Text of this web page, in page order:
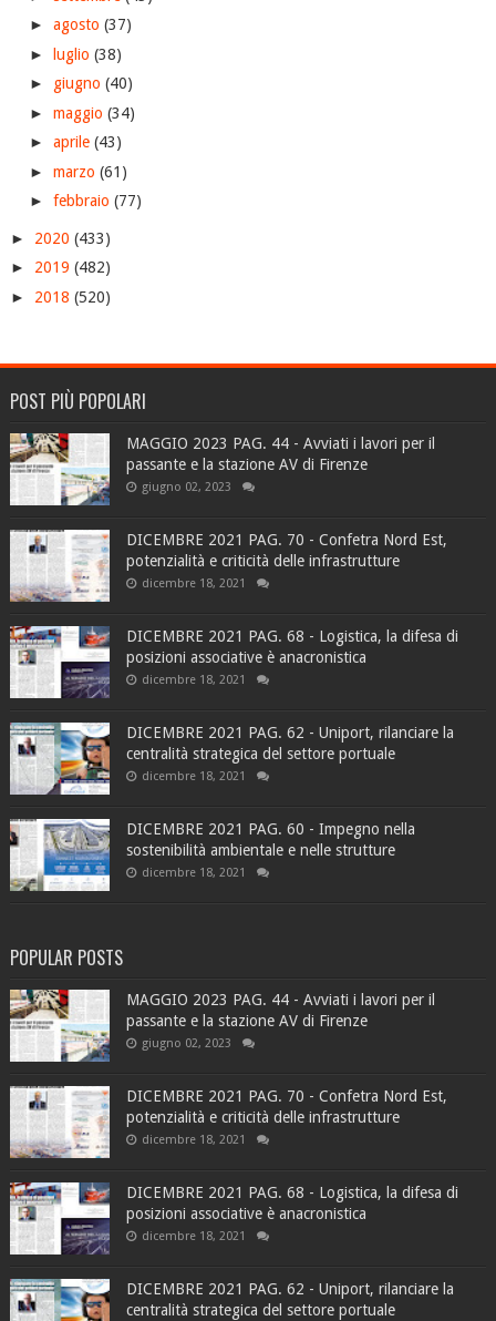
► agosto (37)
► luglio (38)
► giugno (40)
► maggio (34)
► aprile (43)
► marzo (61)
► febbraio (77)
► 2020 (433)
► 2019 (482)
► 2018 (520)
POST PIÙ POPOLARI
MAGGIO 2023 PAG. 44 - Avviati i lavori per il
passante e la stazione AV di Firenze
giugno 02, 2023
DICEMBRE 2021 PAG. 70 - Confetra Nord Est,
potenzialità e criticità delle infrastrutture
dicembre 18, 2021
DICEMBRE 2021 PAG. 68 - Logistica, la difesa di
posizioni associative è anacronistica
dicembre 18, 2021
DICEMBRE 2021 PAG. 62 - Uniport, rilanciare la
centralità strategica del settore portuale
dicembre 18, 2021
DICEMBRE 2021 PAG. 60 - Impegno nella
sostenibilità ambientale e nelle strutture
dicembre 18, 2021
POPULAR POSTS
MAGGIO 2023 PAG. 44 - Avviati i lavori per il
passante e la stazione AV di Firenze
giugno 02, 2023
DICEMBRE 2021 PAG. 70 - Confetra Nord Est,
potenzialità e criticità delle infrastrutture
dicembre 18, 2021
DICEMBRE 2021 PAG. 68 - Logistica, la difesa di
posizioni associative è anacronistica
dicembre 18, 2021
DICEMBRE 2021 PAG. 62 - Uniport, rilanciare la
centralità strategica del settore portuale